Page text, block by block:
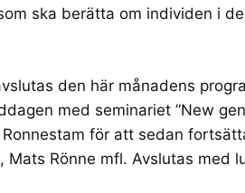
ska berätta om individen i
den här månadens
med seminariet ”New
för att sedan
, Mats Rönne mfl. Avslutas med